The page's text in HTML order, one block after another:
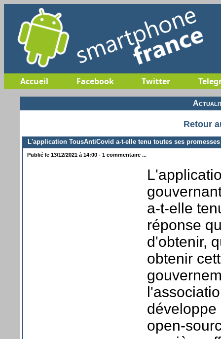
Accueil Facebook Twitter
Retour
L'application TousAntiCovid a-t-elle tenu toutes ses
Publié le 13/12/2021 à 14:00 - 1 commentaire ...
a-t-elle
réponse
d'obtenir,
obtenir
open-